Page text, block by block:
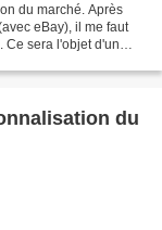
du marché. Après
eBay), il me faut
Ce sera l'objet d'un
du